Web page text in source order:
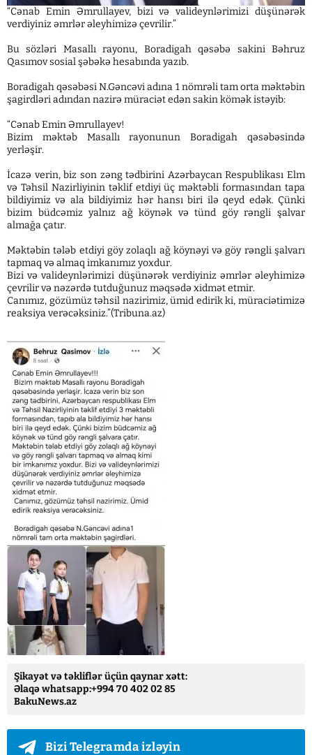
“Cənab Emin Əmrullayev, bizi və valideynlərimizi düşünərək
verdiyiniz əmrlər əleyhimizə çevrilir.”
Bu sözləri Masallı rayonu, Boradigah qəsəbə sakini Bəhruz
Qasımov sosial şəbəkə hesabında yazıb.
Boradigah qəsəbəsi N.Gəncəvi adına 1 nömrəli tam orta məktəbin
şagirdləri adından nazirə müraciət edən sakin kömək istəyib:
“Cənab Emin Əmrullayev!
Bizim məktəb Masallı rayonunun Boradigah qəsəbəsində
yerləşir.
İcazə verin, biz son zəng tədbirini Azərbaycan Respublikası Elm
və Təhsil Nazirliyinin təklif etdiyi üç məktəbli formasından tapa
bildiyimiz və ala bildiyimiz hər hansı biri ilə qeyd edək. Çünki
bizim büdcəmiz yalnız ağ köynək və tünd göy rəngli şalvar
almağa çatır.
Məktəbin tələb etdiyi göy zolaqlı ağ köynəyi və göy rəngli şalvarı
tapmaq və almaq imkanımız yoxdur.
Bizi və valideynlərimizi düşünərək verdiyiniz əmrlər əleyhimizə
çevrilir və nəzərdə tutduğunuz məqsədə xidmət etmir.
Canımız, gözümüz təhsil nazirimiz, ümid edirik ki, müraciətimizə
reaksiya verəcəksiniz.”(Tribuna.az)
Şikayət və təkliflər üçün qaynar xətt:
Əlaqə whatsapp:+994 70 402 02 85
BakuNews.az
Bizi Telegramda izləyin